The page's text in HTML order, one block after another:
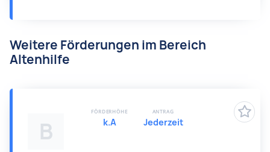
Weitere Förderungen im Bereich
Altenhilfe
B
FÖRDERHÖHE
k.A
ANTRAG
Jederzeit